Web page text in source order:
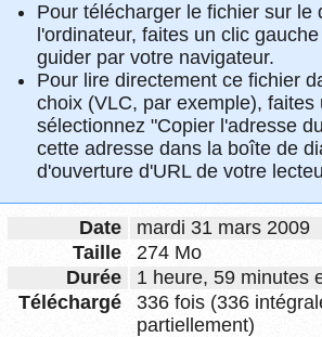
Pour télécharger le fichier sur le
l'ordinateur, faites un clic
guider par votre navigateur.
Pour lire directement ce fichier
choix (VLC, par exemple), faites
sélectionnez "Copier l'adresse
cette adresse dans la boîte de
d'ouverture d'URL de votre
Date
mardi 31 mars 2009
Taille
274 Mo
Durée
1 heure, 59 minutes
Téléchargé
336 fois (336
partiellement)